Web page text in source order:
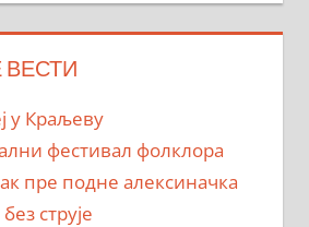
у Краљеву
фестивал фолклора
пре подне алексиначка
струје